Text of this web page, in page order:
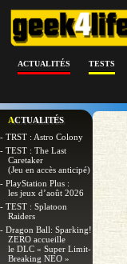
ACTUALITÉS TESTS
ACTUALITÉS
- TRST : Astro Colony
- TEST : The Last
Caretaker
(Jeu en accès anticipé)
- PlayStation Plus :
les jeux d’août 2026
- TEST : Splatoon
Raiders
- Dragon Ball: Sparking!
ZERO accueille
le DLC « Super Limit-
Breaking NEO »